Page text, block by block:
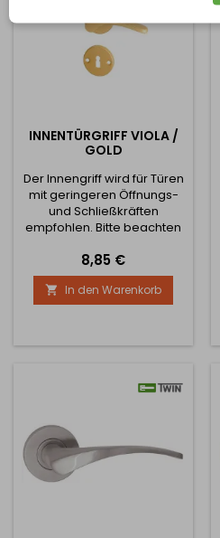
INNENTÜRGRIFF VIOLA /
GOLD
Der Innengriff wird für Türen
mit geringeren Öffnungs-
und Schließkräften
empfohlen. Bitte beachten
Ausrichtung für die Kugel +
Griff-Design. Das Set enthält
ein Paar Griffe, Rosetten
Ihrer Wahl und Schrauben.
Preis
8,85 €
 In den Warenkorb